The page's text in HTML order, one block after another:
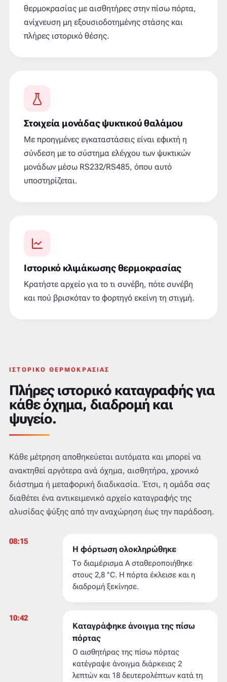
θερμοκρασίας με αισθητήρες στην πίσω πόρτα,
ανίχνευση μη εξουσιοδοτημένης στάσης και
πλήρες ιστορικό θέσης.
Στοιχεία μονάδας ψυκτικού θαλάμου
Με προηγμένες εγκαταστάσεις είναι εφικτή η
σύνδεση με το σύστημα ελέγχου των ψυκτικών
μονάδων μέσω RS232/RS485, όπου αυτό
υποστηρίζεται.
Ιστορικό κλιμάκωσης θερμοκρασίας
Κρατήστε αρχείο για το τι συνέβη, πότε συνέβη
και πού βρισκόταν το φορτηγό εκείνη τη στιγμή.
ΙΣΤΟΡΙΚΌ ΘΕΡΜΟΚΡΑΣΊΑΣ
Πλήρες ιστορικό καταγραφής για
κάθε όχημα, διαδρομή και
ψυγείο.
Κάθε μέτρηση αποθηκεύεται αυτόματα και μπορεί να
ανακτηθεί αργότερα ανά όχημα, αισθητήρα, χρονικό
διάστημα ή μεταφορική διαδικασία. Έτσι, η ομάδα σας
διαθέτει ένα αντικειμενικό αρχείο καταγραφής της
αλυσίδας ψύξης από την αναχώρηση έως την παράδοση.
08:15
Η φόρτωση ολοκληρώθηκε
Το διαμέρισμα Α σταθεροποιήθηκε
στους 2,8 °C. Η πόρτα έκλεισε και η
διαδρομή ξεκίνησε.
10:42
Καταγράφηκε άνοιγμα της πίσω
πόρτας
Ο αισθητήρας της πίσω πόρτας
κατέγραψε άνοιγμα διάρκειας 2
λεπτών και 18 δευτερολέπτων κατά τη